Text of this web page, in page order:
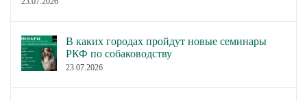
В каких городах пройдут новые семинары
РКФ по собаководству
23.07.2026